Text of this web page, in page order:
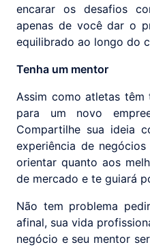
encarar os desafios
apenas de você dar o
equilibrado ao longo do
Tenha um mentor
Assim como atletas têm
para um novo
Compartilhe sua ideia
experiência de
orientar quanto aos
de mercado e te guiará
Não tem problema
afinal, sua vida
negócio e seu mentor